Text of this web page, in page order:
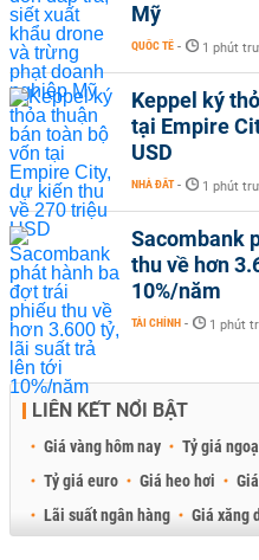
Mỹ
QUỐC TẾ - 1 phút
Keppel ký
tại Empire
USD
NHÀ ĐẤT - 1 phút
Sacombank
thu về hơn
10%/năm
TÀI CHÍNH - 1 phút
LIÊN KẾT NỔI BẬT
Giá vàng hôm nay Tỷ giá
Tỷ giá euro
Giá heo hơi
Lãi suất ngân hàng
Giá xăng